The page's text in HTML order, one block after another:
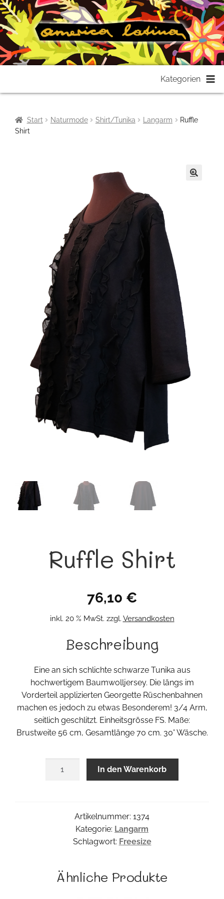
springen
springen
Kategorien
Start Naturmode Shirt/Tunika Langarm
Ruffle
Shirt
Ruffle Shirt
76,10 €
inkl. 20 % MwSt. zzgl. Versandkosten
Beschreibung
Eine an sich schlichte schwarze Tunika aus
hochwertigem Baumwolljersey. Die längs im
Vorderteil applizierten Georgette Rüschenbahnen
machen es jedoch zu etwas Besonderem! 3/4 Arm,
seitlich geschlitzt. Einheitsgrösse FS. Maße:
Brustweite 56 cm, Gesamtlänge 70 cm. 30° Wäsche.
In den Warenkorb
Artikelnummer: 1374
Kategorie: Langarm
Schlagwort: Freesize
Ähnliche Produkte